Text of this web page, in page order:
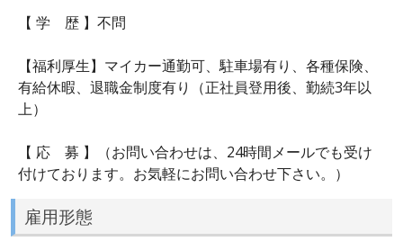
【 学 歴 】不問
【福利厚生】マイカー通勤可、駐車場有り、各種保険、
有給休暇、退職金制度有り（正社員登用後、勤続3年以
上）
【 応 募 】（お問い合わせは、24時間メールでも受け
付けております。お気軽にお問い合わせ下さい。）
雇用形態